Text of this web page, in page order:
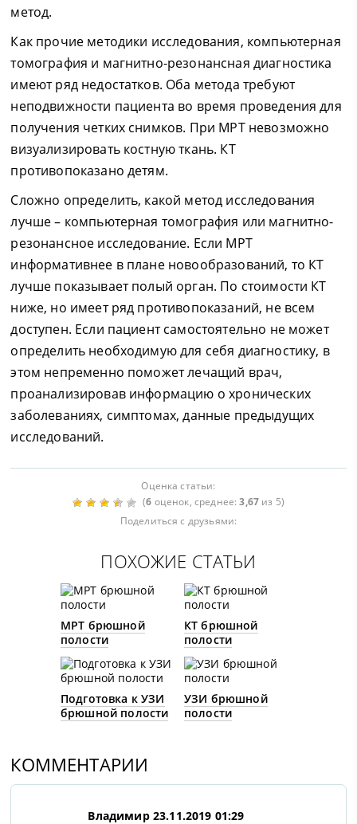
метод.
Как прочие методики исследования, компьютерная
томография и магнитно-резонансная диагностика
имеют ряд недостатков. Оба метода требуют
неподвижности пациента во время проведения для
получения четких снимков. При МРТ невозможно
визуализировать костную ткань. КТ
противопоказано детям.
Сложно определить, какой метод исследования
лучше – компьютерная томография или магнитно-
резонансное исследование. Если МРТ
информативнее в плане новообразований, то КТ
лучше показывает полый орган. По стоимости КТ
ниже, но имеет ряд противопоказаний, не всем
доступен. Если пациент самостоятельно не может
определить необходимую для себя диагностику, в
этом непременно поможет лечащий врач,
проанализировав информацию о хронических
заболеваниях, симптомах, данные предыдущих
исследований.
Оценка статьи:
(6 оценок, среднее:3,67 из 5)
Поделиться с друзьями:
ПОХОЖИЕ СТАТЬИ
МРТ брюшной
полости
КТ брюшной
полости
Подготовка к УЗИ
брюшной полости
УЗИ брюшной
полости
КОММЕНТАРИИ
Владимир 23.11.2019 01:29